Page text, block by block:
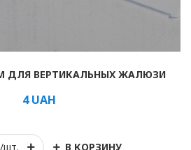
/шт. В КОРЗИНУ
ДЛЯ ВЕРТИКАЛЬНЫХ ЖАЛЮЗИ
4UAH